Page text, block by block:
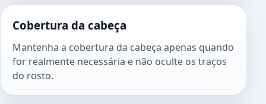
Cobertura da cabeça
Mantenha a cobertura da cabeça apenas quando
for realmente necessária e não oculte os traços
do rosto.